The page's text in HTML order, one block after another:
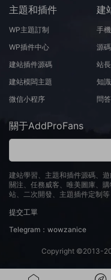
主題和插件
WP主題訂制
WP插件中心
建站插件源碼
建站模闆主題
微信小程序
建
手
源
站
知
問
關于AddProFans
建站學習、主題和插件源碼、
關注、任務威客、唯美圖庫、
站、二次開發、主題插件定制等
提交工單
Telegram：wowzanice
Copyright ©2013-